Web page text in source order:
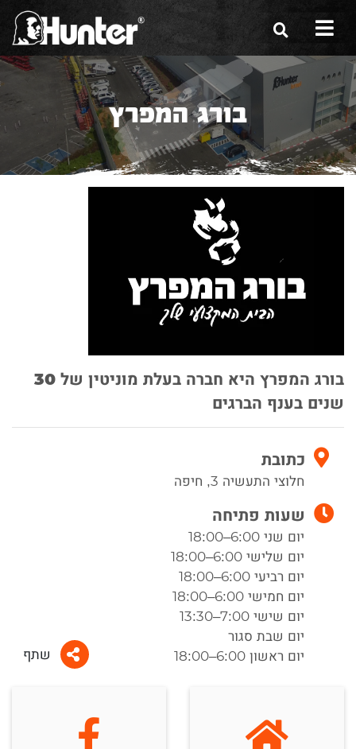
הסיפור שלנו
הכלים שלנו
תערוכות
משווקים
שירות ואחריות
צור קשר
בורג המפרץ
בורג המפרץ היא חברה בעלת מוניטין של 30
שנים בענף הברגים
כתובת
חלוצי התעשיה 3, חיפה
שעות פתיחה
יום שני 6:00–18:00
יום שלישי 6:00–18:00
יום רביעי 6:00–18:00
יום חמישי 6:00–18:00
יום שישי 7:00–13:30
יום שבת סגור
יום ראשון 6:00–18:00
שתף